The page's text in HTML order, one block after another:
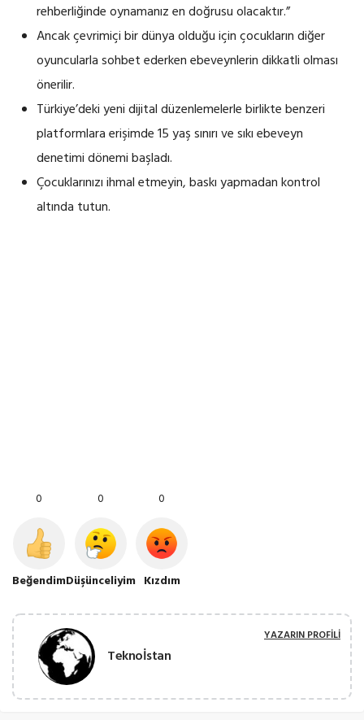
rehberliğinde oynamanız en doğrusu olacaktır.”
Ancak çevrimiçi bir dünya olduğu için çocukların diğer
oyuncularla sohbet ederken ebeveynlerin dikkatli olması
önerilir.
Türkiye’deki yeni dijital düzenlemelerle birlikte benzeri
platformlara erişimde 15 yaş sınırı ve sıkı ebeveyn
denetimi dönemi başladı.
Çocuklarınızı ihmal etmeyin, baskı yapmadan kontrol
altında tutun.
0
Beğendim
0
Düşünceliyim
0
Kızdım
Teknoİstan
YAZARIN PROFILI